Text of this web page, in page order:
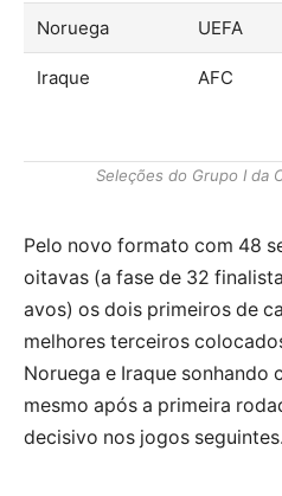
Noruega UEFA
Iraque AFC
Seleções do Grupo I da
Pelo novo formato com 48
oitavas (a fase de 32
avos) os dois primeiros de
melhores terceiros
Noruega e Iraque sonhando
mesmo após a primeira
decisivo nos jogos seguintes.